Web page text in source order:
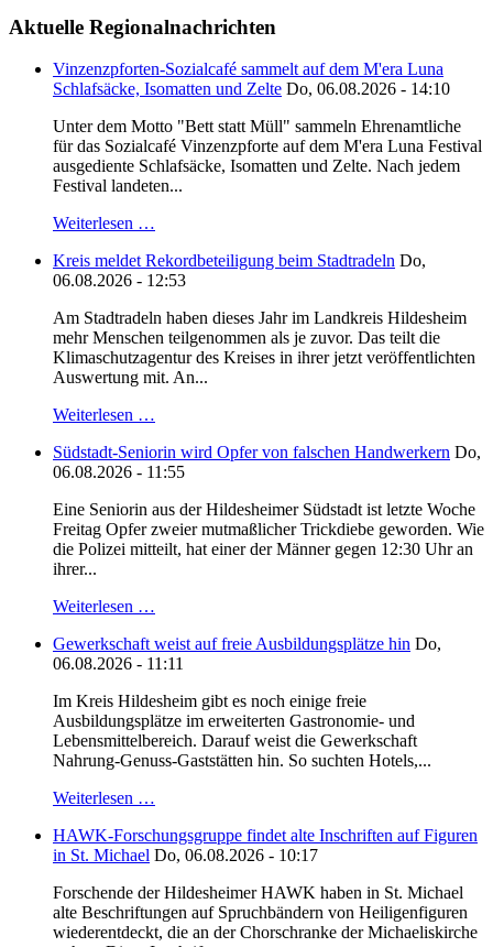
Aktuelle Regionalnachrichten
Vinzenzpforten-Sozialcafé sammelt auf dem M'era Luna
Schlafsäcke, Isomatten und Zelte Do, 06.08.2026 - 14:10
Unter dem Motto "Bett statt Müll" sammeln Ehrenamtliche
für das Sozialcafé Vinzenzpforte auf dem M'era Luna Festival
ausgediente Schlafsäcke, Isomatten und Zelte. Nach jedem
Festival landeten...
Weiterlesen …
Kreis meldet Rekordbeteiligung beim Stadtradeln Do,
06.08.2026 - 12:53
Am Stadtradeln haben dieses Jahr im Landkreis Hildesheim
mehr Menschen teilgenommen als je zuvor. Das teilt die
Klimaschutzagentur des Kreises in ihrer jetzt veröffentlichten
Auswertung mit. An...
Weiterlesen …
Südstadt-Seniorin wird Opfer von falschen Handwerkern Do,
06.08.2026 - 11:55
Eine Seniorin aus der Hildesheimer Südstadt ist letzte Woche
Freitag Opfer zweier mutmaßlicher Trickdiebe geworden. Wie
die Polizei mitteilt, hat einer der Männer gegen 12:30 Uhr an
ihrer...
Weiterlesen …
Gewerkschaft weist auf freie Ausbildungsplätze hin Do,
06.08.2026 - 11:11
Im Kreis Hildesheim gibt es noch einige freie
Ausbildungsplätze im erweiterten Gastronomie- und
Lebensmittelbereich. Darauf weist die Gewerkschaft
Nahrung-Genuss-Gaststätten hin. So suchten Hotels,...
Weiterlesen …
HAWK-Forschungsgruppe findet alte Inschriften auf Figuren
in St. Michael Do, 06.08.2026 - 10:17
Forschende der Hildesheimer HAWK haben in St. Michael
alte Beschriftungen auf Spruchbändern von Heiligenfiguren
wiederentdeckt, die an der Chorschranke der Michaeliskirche